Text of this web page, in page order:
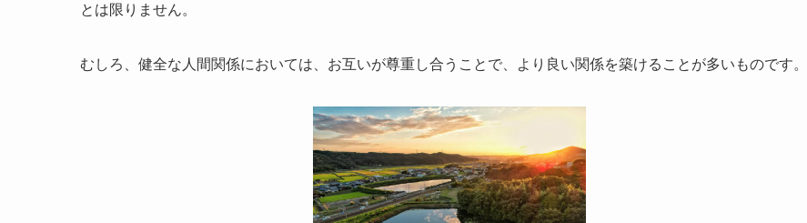
とは限りません。
むしろ、健全な人間関係においては、お互いが尊重し合うことで、より良い関係を築けることが多いものです。